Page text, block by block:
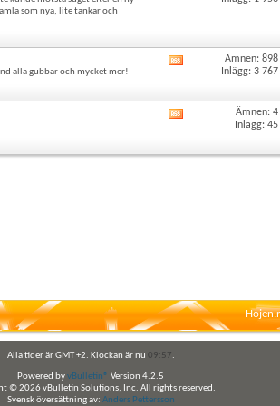
som nya, lite tankar och
alla gubbar och mycket mer!
forumets
Ämnen: 898
Inlägg: 3 767
forumets
Ämnen: 4
Inlägg: 45
Alla tider är GMT +2. Klockan är nu 09:57.
Powered byvBulletin® Version 4.2.5
© 2026 vBulletin Solutions, Inc. All rights reserved.
Svensk översättning av: Anders Pettersson